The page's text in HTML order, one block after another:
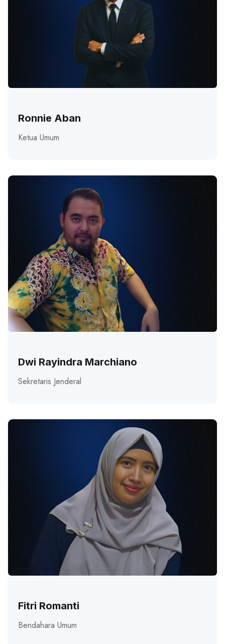
Ronnie Aban
Ketua Umum
Dwi Rayindra Marchiano
Sekretaris Jenderal
Fitri Romanti
Bendahara Umum